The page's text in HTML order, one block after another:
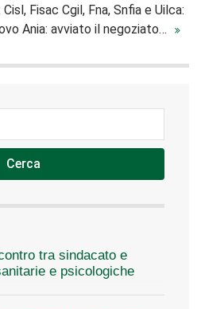
Fisac Cgil, Fna, Snfia e Uilca:
Ania: avviato il negoziato…
Cerca
tra sindacato e
e psicologiche